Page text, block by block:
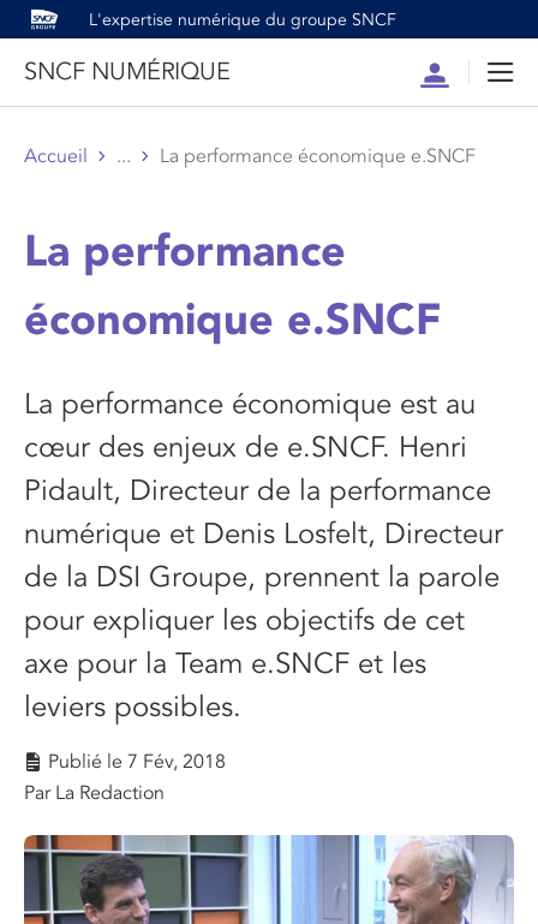
L'expertise numérique du groupe SNCF
SNCF NUMÉRIQUE
Compte
Accueil ... La performance économique e.SNCF
La performance
économique e.SNCF
La performance économique est au
cœur des enjeux de e.SNCF. Henri
Pidault, Directeur de la performance
numérique et Denis Losfelt, Directeur
de la DSI Groupe, prennent la parole
pour expliquer les objectifs de cet
axe pour la Team e.SNCF et les
leviers possibles.
Publié le 7 Fév, 2018
Par La Redaction